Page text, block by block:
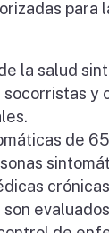
para
la salud
socorristas y
de
son